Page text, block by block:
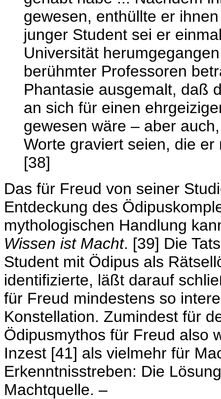
gewesen, enthüllte er
junger Student sei er
Universität
berühmter Professoren
Phantasie ausgemalt, daß
an sich für einen
gewesen wäre – aber
Worte graviert seien, die
[38]
Das für Freud von seiner
Entdeckung des
mythologischen Handlung
Wissen ist Macht. [39] Die
Student mit Ödipus als
identifizierte, läßt darauf
für Freud mindestens so
Konstellation. Zumindest für
Ödipusmythos für Freud also
Inzest [41] als vielmehr für
Erkenntnisstreben: Die
Machtquelle. –